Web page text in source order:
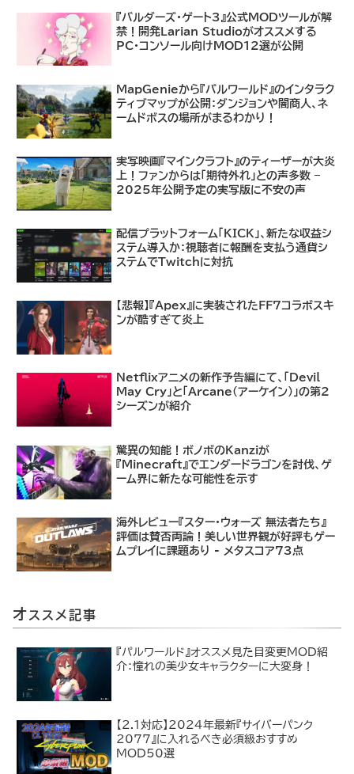
『バルダーズ・ゲート3』公式MODツールが解
禁！開発Larian Studioがオススメする
PC・コンソール向けMOD12選が公開
MapGenieから『パルワールド』のインタラク
ティブマップが公開：ダンジョンや闇商人、ネ
ームドボスの場所がまるわかり！
実写映画『マインクラフト』のティーザーが大炎
上！ファンからは「期待外れ」との声多数 –
2025年公開予定の実写版に不安の声
配信プラットフォーム「KICK」、新たな収益シ
ステム導入か：視聴者に報酬を支払う通貨シ
ステムでTwitchに対抗
【悲報】『Apex』に実装されたFF7コラボスキ
ンが酷すぎて炎上
Netflixアニメの新作予告編にて、「Devil
May Cry」と「Arcane（アーケイン）」の第2
シーズンが紹介
驚異の知能！ボノボのKanziが
『Minecraft』でエンダードラゴンを討伐、ゲ
ーム界に新たな可能性を示す
海外レビュー『スター・ウォーズ 無法者たち』
評価は賛否両論！美しい世界観が好評もゲー
ムプレイに課題あり - メタスコア73点
オ ススメ記事
『パルワールド』オススメ見た目変更MOD紹
介：憧れの美少女キャラクターに大変身！
【2.1対応】2024年最新『サイバーパンク
2077』に入れるべき必須級おすすめ
MOD50選